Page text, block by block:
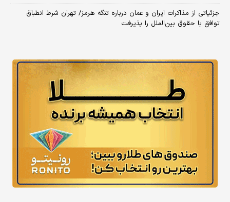
جزئیاتی از مذاکرات ایران و عمان درباره تنگه هرمز/ تهران شرط انطباق
توافق با حقوق بین‌الملل را پذیرفت